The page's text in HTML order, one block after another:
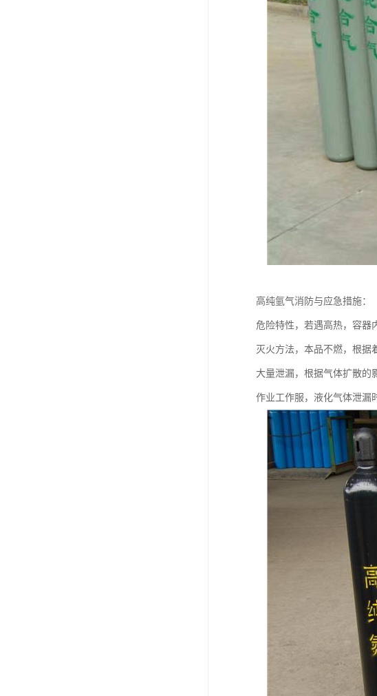
高纯氩气消防与应急措施：
危险特性，若遇高热，容器
灭火方法，本品不燃，根据
大量泄漏，根据气体扩散的
作业工作服，液化气体泄漏